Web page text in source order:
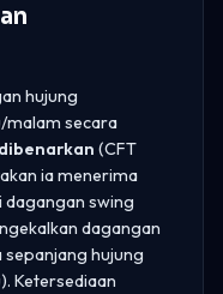
hujung
malam secara
dibenarkan (CFT
ia menerima
swing
dagangan
hujung
Ketersediaan